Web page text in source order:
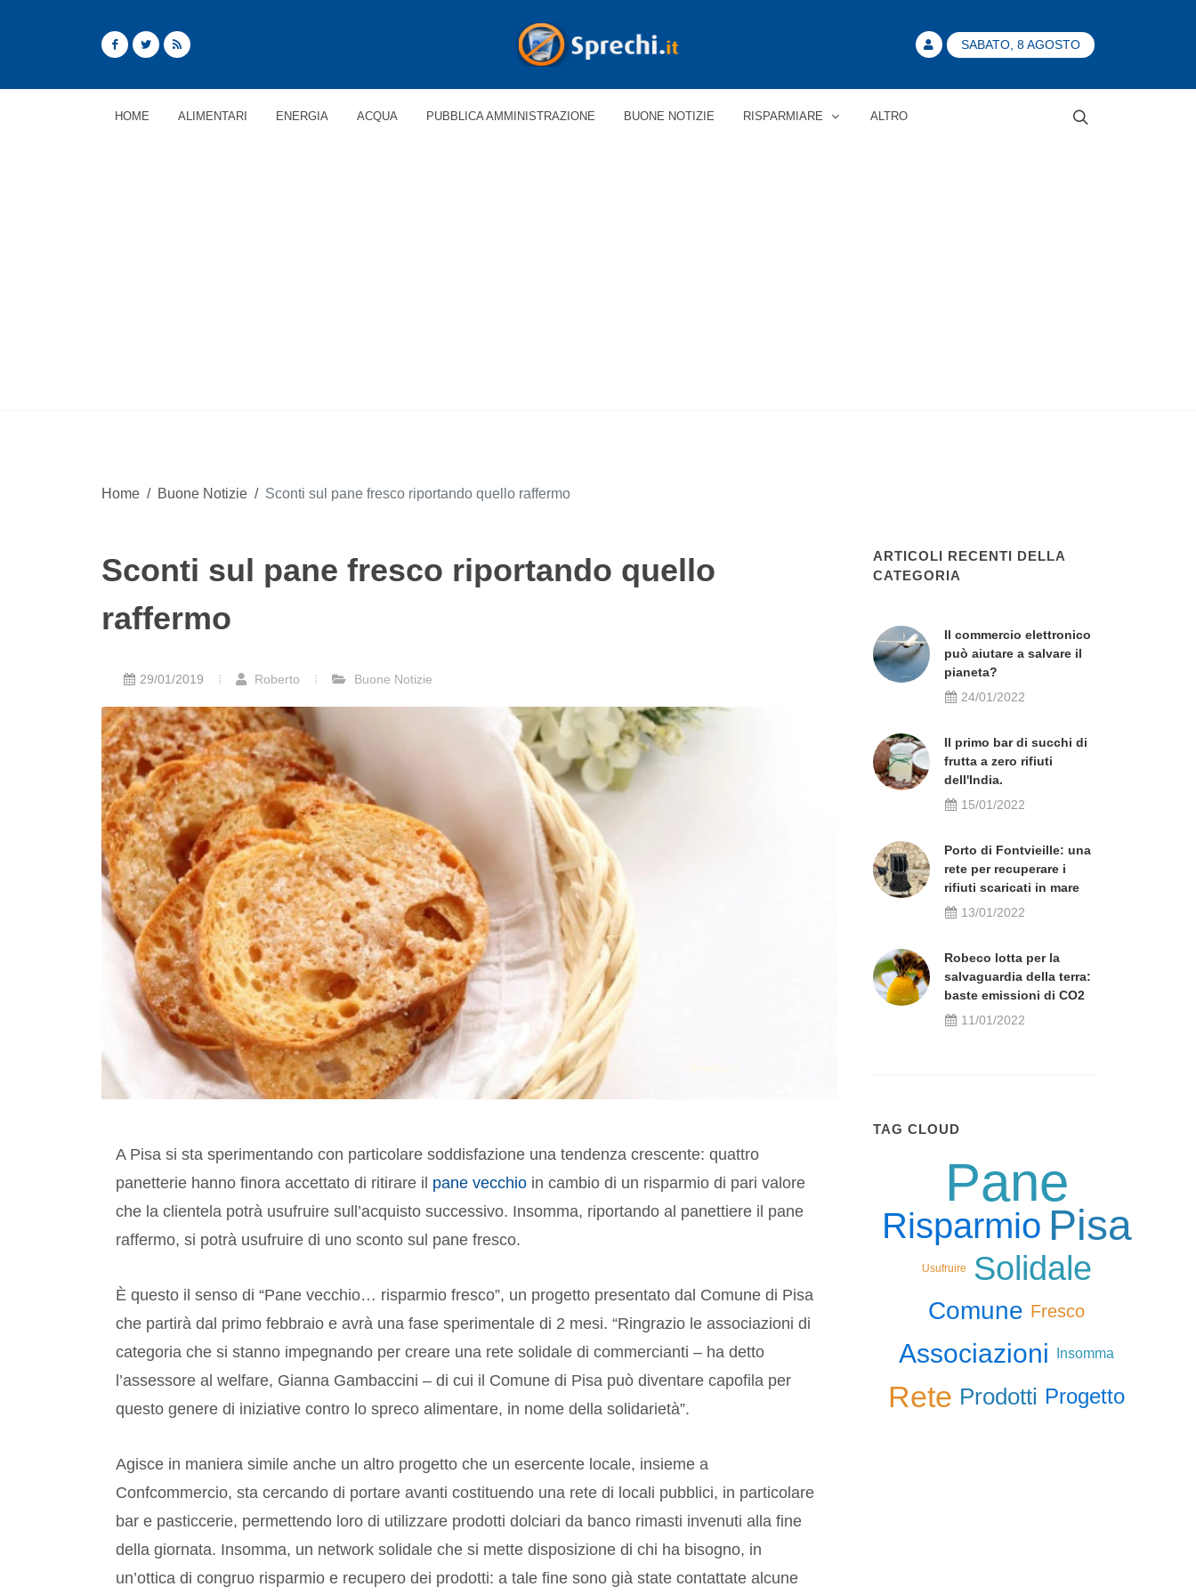
SABATO, 8 AGOSTO
HOME ALIMENTARI ENERGIA ACQUA PUBBLICA AMMINISTRAZIONE BUONE NOTIZIE RISPARMIARE ALTRO
Home / Buone Notizie / Sconti sul pane fresco riportando quello raffermo
Sconti sul pane fresco riportando quello
raffermo
29/01/2019 Roberto Buone Notizie
A Pisa si sta sperimentando con particolare soddisfazione una tendenza crescente: quattro
panetterie hanno finora accettato di ritirare il pane vecchio in cambio di un risparmio di pari valore
che la clientela potrà usufruire sull’acquisto successivo. Insomma, riportando al panettiere il pane
raffermo, si potrà usufruire di uno sconto sul pane fresco.
È questo il senso di “Pane vecchio… risparmio fresco”, un progetto presentato dal Comune di Pisa
che partirà dal primo febbraio e avrà una fase sperimentale di 2 mesi. “Ringrazio le associazioni di
categoria che si stanno impegnando per creare una rete solidale di commercianti – ha detto
l’assessore al welfare, Gianna Gambaccini – di cui il Comune di Pisa può diventare capofila per
questo genere di iniziative contro lo spreco alimentare, in nome della solidarietà”.
Agisce in maniera simile anche un altro progetto che un esercente locale, insieme a
Confcommercio, sta cercando di portare avanti costituendo una rete di locali pubblici, in particolare
bar e pasticcerie, permettendo loro di utilizzare prodotti dolciari da banco rimasti invenuti alla fine
della giornata. Insomma, un network solidale che si mette disposizione di chi ha bisogno, in
un’ottica di congruo risparmio e recupero dei prodotti: a tale fine sono già state contattate alcune
ARTICOLI RECENTI DELLA
CATEGORIA
Il commercio elettronico
può aiutare a salvare il
pianeta?
24/01/2022
Il primo bar di succhi di
frutta a zero rifiuti
dell'India.
15/01/2022
Porto di Fontvieille: una
rete per recuperare i
rifiuti scaricati in mare
13/01/2022
Robeco lotta per la
salvaguardia della terra:
baste emissioni di CO2
11/01/2022
TAG CLOUD
Pane
Risparmio Pisa
Usufruire Solidale
Comune Fresco
Associazioni Insomma
Rete Prodotti Progetto